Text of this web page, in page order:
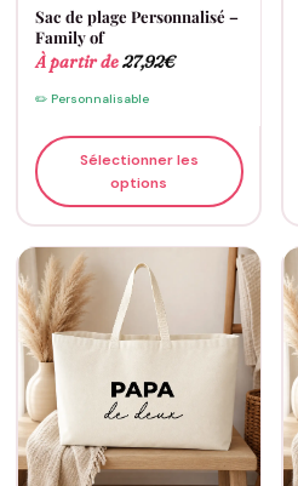
Sac de plage Personnalisé –
Family of
À partir de27,92€
✏️ Personnalisable
Sélectionner les
options